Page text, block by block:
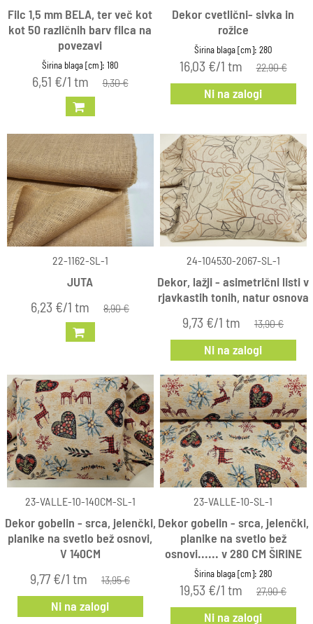
Filc 1,5 mm BELA, ter več kot
kot 50 različnih barv filca na
povezavi
Širina blaga [cm]: 180
6,51 €/1 tm 9,30 €
Dekor cvetlični- sivka in
rožice
Širina blaga [cm]: 280
16,03 €/1 tm 22,90 €
Ni na zalogi
22-1162-SL-1
JUTA
6,23 €/1 tm 8,90 €
24-104530-2067-SL-1
Dekor, lažji - asimetrični listi v
rjavkastih tonih, natur osnova
9,73 €/1 tm 13,90 €
Ni na zalogi
23-VALLE-10-140CM-SL-1
Dekor gobelin - srca, jelenčki,
planike na svetlo bež osnovi,
V 140CM
9,77 €/1 tm 13,95 €
Ni na zalogi
23-VALLE-10-SL-1
Dekor gobelin - srca, jelenčki,
planike na svetlo bež
osnovi...... v 280 CM ŠIRINE
Širina blaga [cm]: 280
19,53 €/1 tm 27,90 €
Ni na zalogi